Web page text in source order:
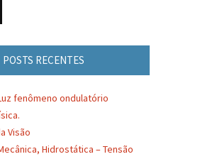
POSTS RECENTES
fenômeno ondulatório
Visão
Hidrostática – Tensão